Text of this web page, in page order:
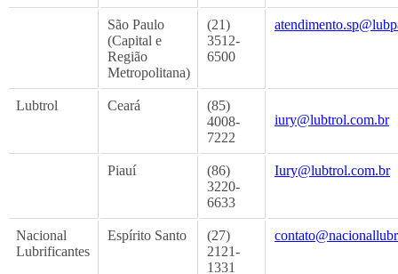
São Paulo
(Capital e
Região
Metropolitana)
(21)
3512-
6500
Lubtrol Ceará
(85)
4008-
7222
iury@lubtrol.com.br
Piauí
(86)
3220-
6633
Iury@lubtrol.com.br
Nacional
Lubrificantes
Espírito Santo
(27)
2121-
1331